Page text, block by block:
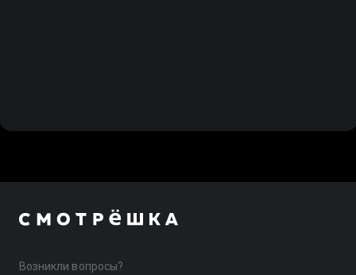
Возникли вопросы?